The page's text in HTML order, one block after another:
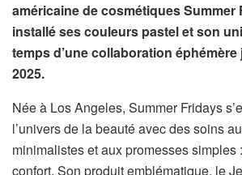
américaine de cosmétiques Summer
installé ses couleurs pastel et son
temps d’une collaboration éphémère
2025.
Née à Los Angeles, Summer Fridays
l’univers de la beauté avec des soins
minimalistes et aux promesses simples
confort. Son produit emblématique, le